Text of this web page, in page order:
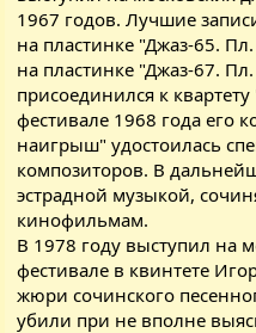
1967 годов. Лучшие
на пластинке "Джаз-65.
на пластинке "Джаз-67.
присоединился к
фестивале 1968 года его
наигрыш" удостоилась
композиторов. В
эстрадной музыкой,
кинофильмам.
В 1978 году выступил на
фестивале в квинтете
жюри сочинского
убили при не вполне